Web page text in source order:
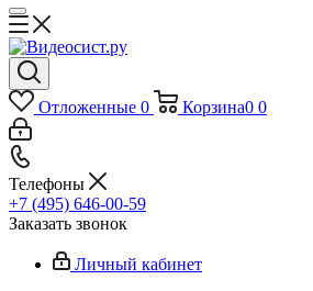
Отложенные 0 Корзина0 0
Телефоны
+7 (495) 646-00-59
Заказать звонок
Личный кабинет